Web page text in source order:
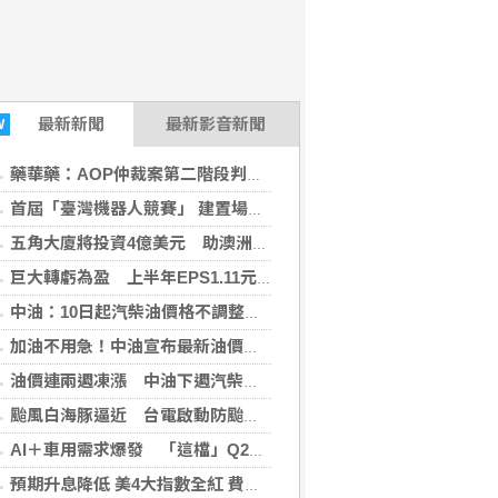
最新新聞 最新影音新聞
藥華藥：AOP仲裁案第二階段判斷出爐 財務無重大影響
首屆「臺灣機器人競賽」 建置場域驗證環境
五角大廈將投資4億美元 助澳洲開發稀土礦物
巨大轉虧為盈 上半年EPS1.11元H2審慎樂觀
中油：10日起汽柴油價格不調整 95無鉛維持32元
加油不用急！中油宣布最新油價 下周汽、柴油「凍漲」
油價連兩週凍漲 中油下週汽柴油價格不調整
颱風白海豚逼近 台電啟動防颱整備
AI＋車用需求爆發 「這檔」Q2業績亮眼股價狂飆8%
預期升息降低 美4大指數全紅 費半指數漲308點